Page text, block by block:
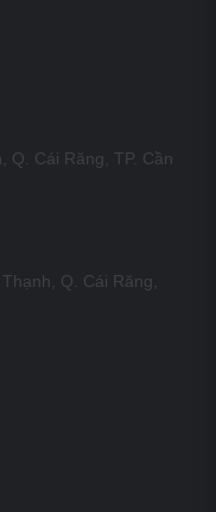
Q. Cái Răng, TP. Cần
Q. Cái Răng,